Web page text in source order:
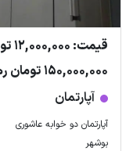
قیمت: 12,000,000 تومان اجاره
150,000,000 تومان رهن
آپارتمان
آپارتمان دو خوابه عاشوری
بوشهر